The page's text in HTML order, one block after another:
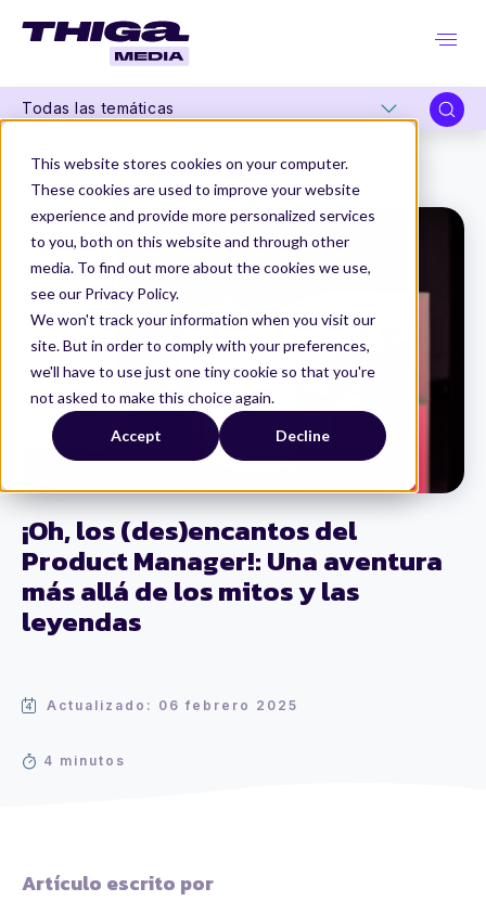
This website stores cookies on your computer.
These cookies are used to improve your website
experience and provide more personalized services
to you, both on this website and through other
media. To find out more about the cookies we use,
see our Privacy Policy.
We won't track your information when you visit our
site. But in order to comply with your preferences,
we'll have to use just one tiny cookie so that you're
not asked to make this choice again.
Accept Decline
Todas las temáticas
¡Oh, los (des)encantos del
Product Manager!: Una aventura
más allá de los mitos y las
leyendas
Actualizado: 06 febrero 2025
4 minutos
Thiga Media
Product Management
Artículo escrito por